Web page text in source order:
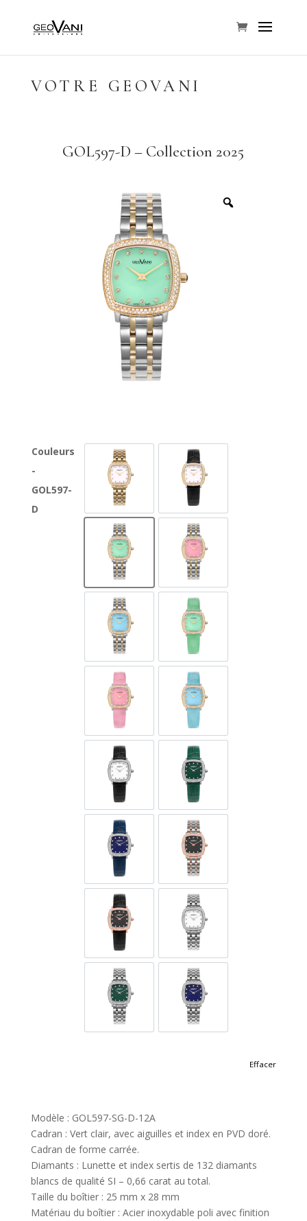
VOTRE GEOVANI
GOL597-D – Collection 2025
Couleurs
-
GOL597-
D
GOL597-GG-D-1GOL597-GL-D-1
GOL597-SG-D-12AGOL597-SG-D-6
GOL597-SG-D-9AGOL597-SGL-D-12A
GOL597-SGL-D-6GOL597-SGL-D-9A
GOL597-SL-D-1 GOL597-SL-D-12
GOL597-SL-D-9 GOL597-SR-D-3
GOL597-SRL-D-3GOL597-SS-D-1
GOL597-SS-D-12GOL597-SS-D-9
Effacer
Modèle : GOL597-SG-D-12A
Cadran : Vert clair, avec aiguilles et index en PVD doré.
Cadran de forme carrée.
Diamants : Lunette et index sertis de 132 diamants
blancs de qualité SI – 0,66 carat au total.
Taille du boîtier : 25 mm x 28 mm
Matériau du boîtier : Acier inoxydable poli avec finition